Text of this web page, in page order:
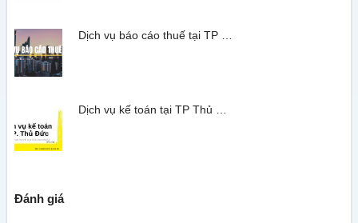
Dịch vụ báo cáo thuế tại TP …
Dịch vụ kế toán tại TP Thủ …
Đánh giá